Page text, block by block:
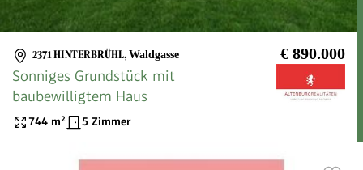
2371 HINTERBRÜHL, Waldgasse € 890.000
Sonniges Grundstück mit
baubewilligtem Haus
744 m² 5 Zimmer